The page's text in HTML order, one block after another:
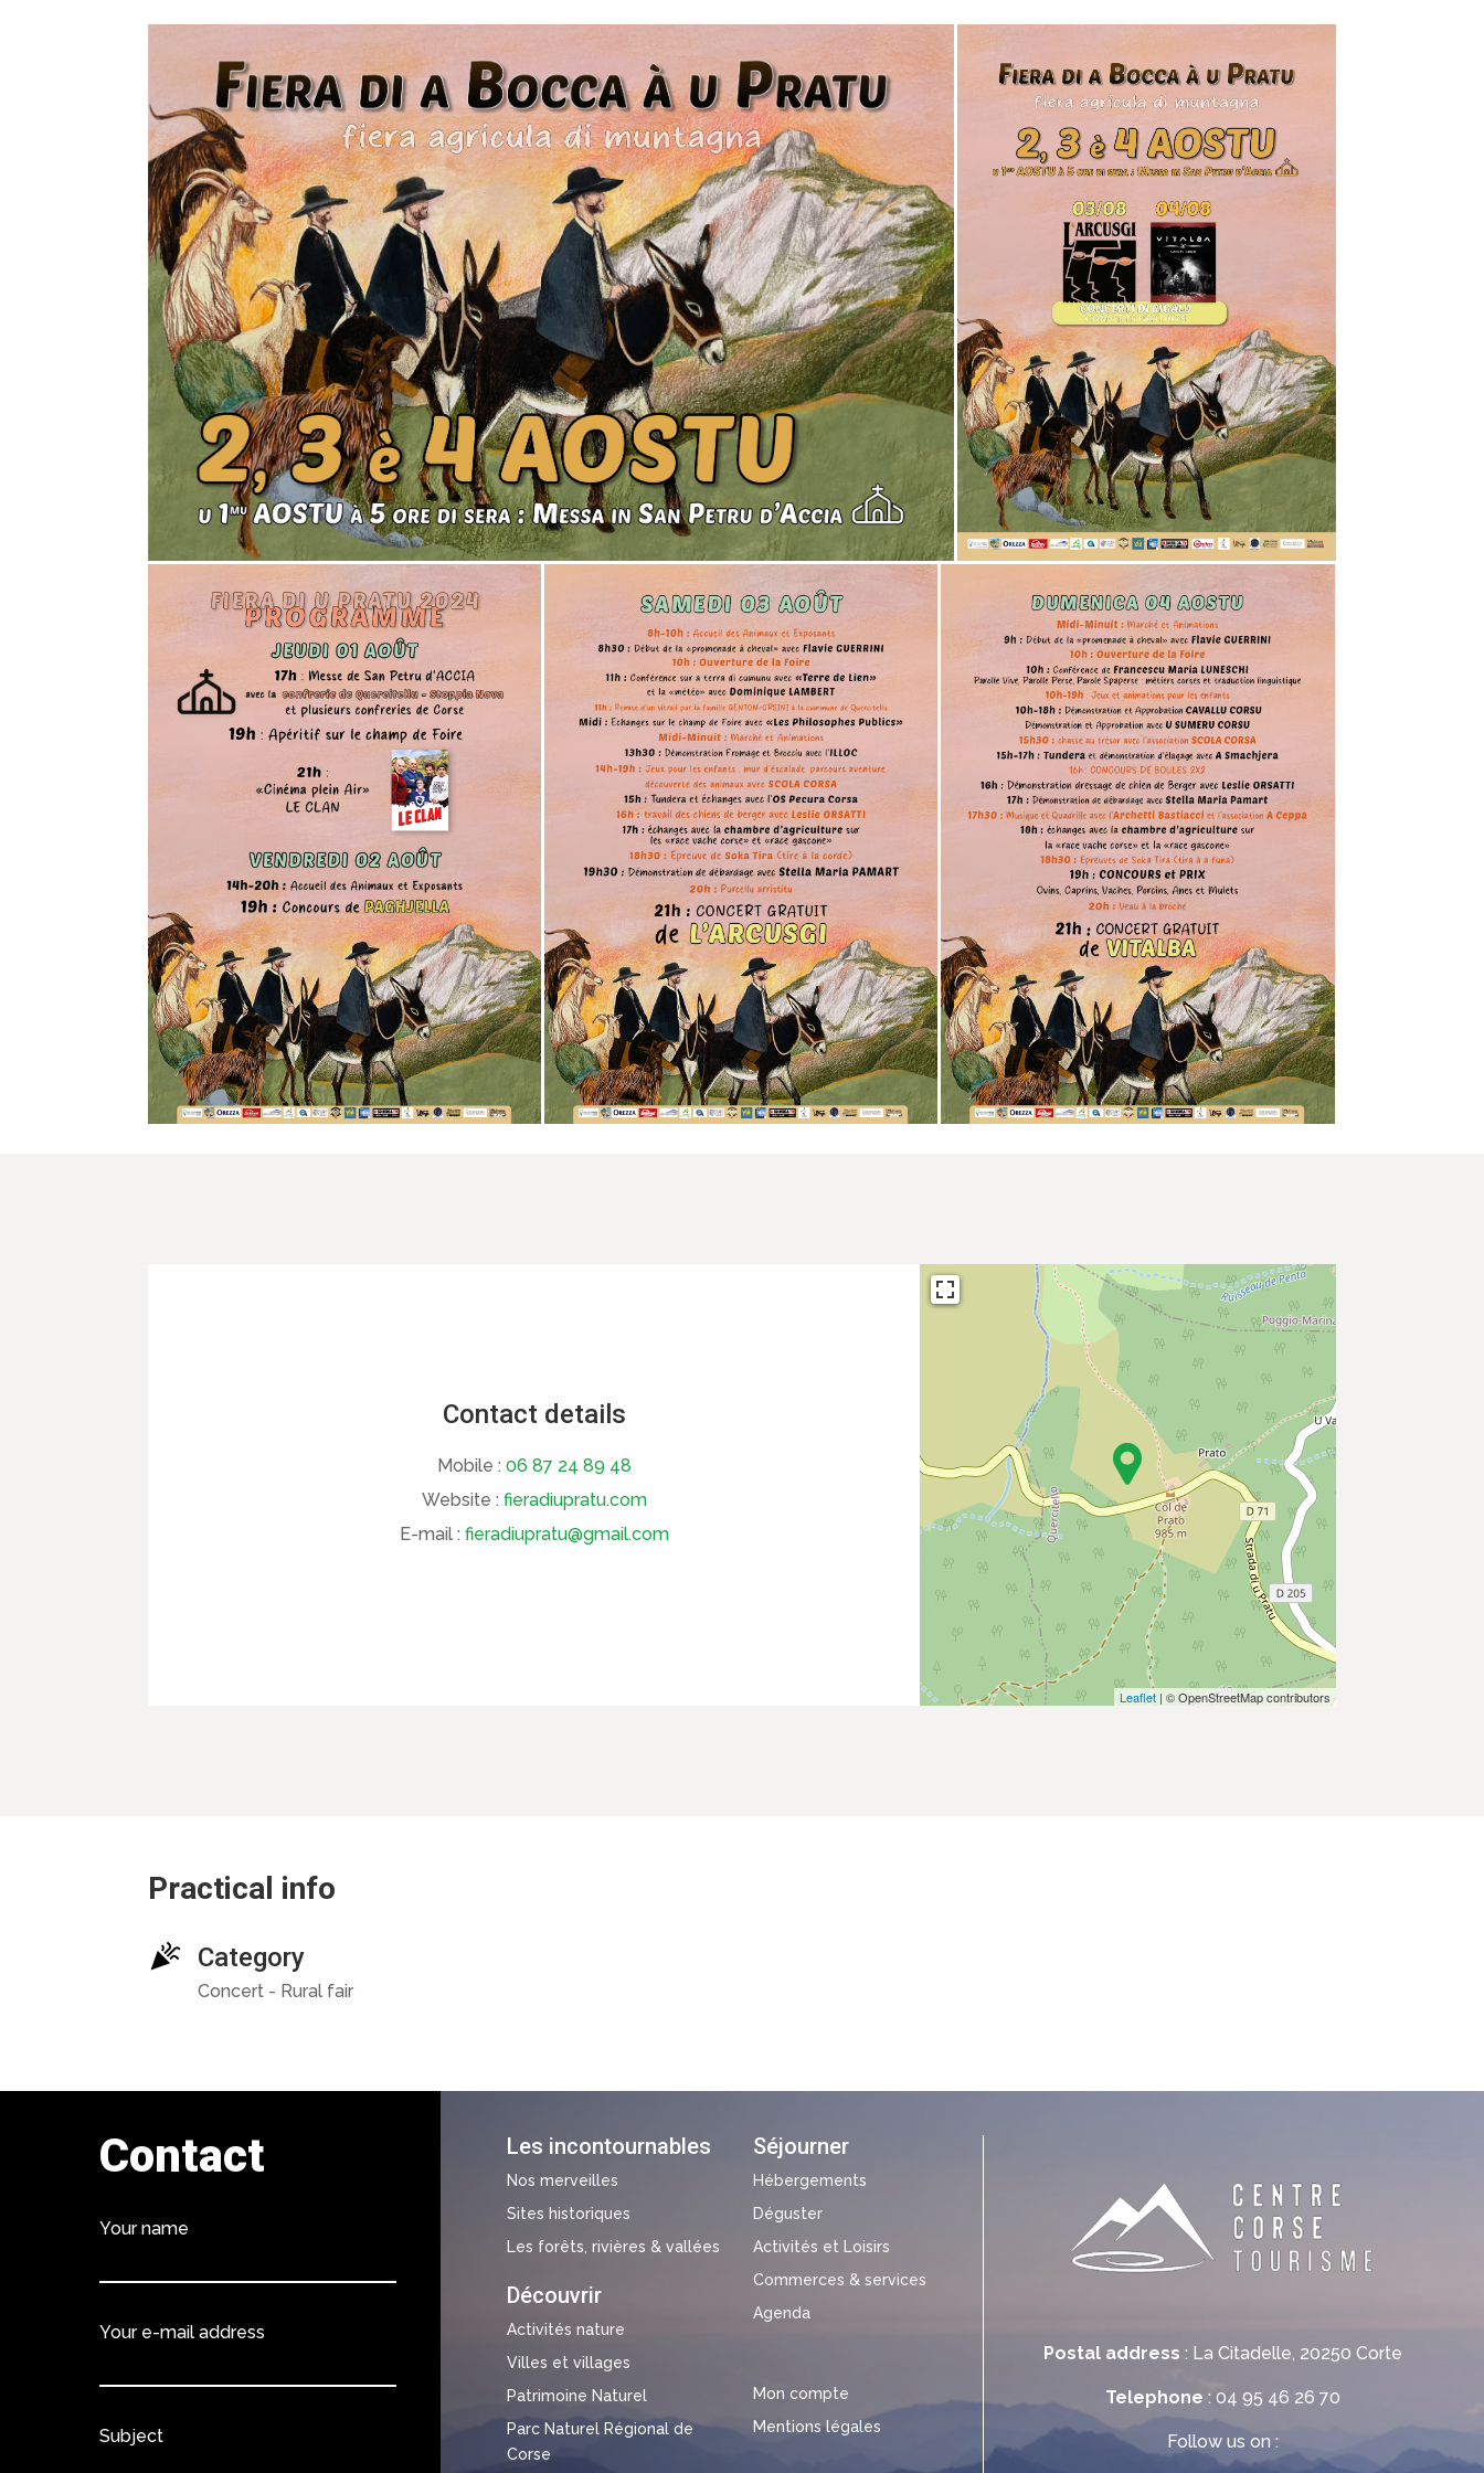
Contact details
Mobile : 06 87 24 89 48
Website : fieradiupratu.com
E-mail : fieradiupratu@gmail.com
Leaflet| © OpenStreetMap contributors
Practical info
Category
Concert - Rural fair
Postal address : La Citadelle, 20250 Corte
Telephone : 04 95 46 26 70
Follow us on :
Les incontournables
Nos merveilles
Sites historiques
Les forêts, rivières & vallées
Découvrir
Activités nature
Villes et villages
Patrimoine Naturel
Parc Naturel Régional de
Corse
Séjourner
Hébergements
Déguster
Activités et Loisirs
Commerces & services
Agenda
Mon compte
Mentions légales
Contact
Your name
Your e-mail address
Subject